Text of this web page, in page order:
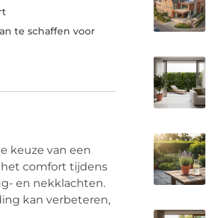
te schaffen voor
keuze van een
comfort tijdens
en nekklachten.
kan verbeteren,